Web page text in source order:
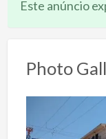
Este anúncio
Photo